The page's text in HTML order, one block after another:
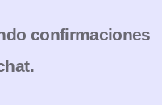
confirmaciones